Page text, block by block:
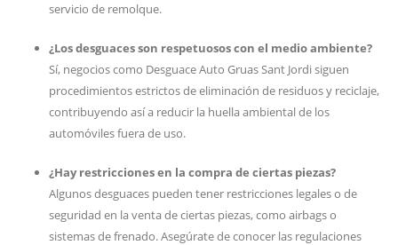
servicio de remolque.
¿Los desguaces son respetuosos con el medio ambiente?
Sí, negocios como Desguace Auto Gruas Sant Jordi siguen
procedimientos estrictos de eliminación de residuos y reciclaje,
contribuyendo así a reducir la huella ambiental de los
automóviles fuera de uso.
¿Hay restricciones en la compra de ciertas piezas?
Algunos desguaces pueden tener restricciones legales o de
seguridad en la venta de ciertas piezas, como airbags o
sistemas de frenado. Asegúrate de conocer las regulaciones